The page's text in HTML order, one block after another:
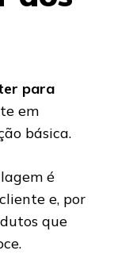
para
em
básica.
é
e, por
que